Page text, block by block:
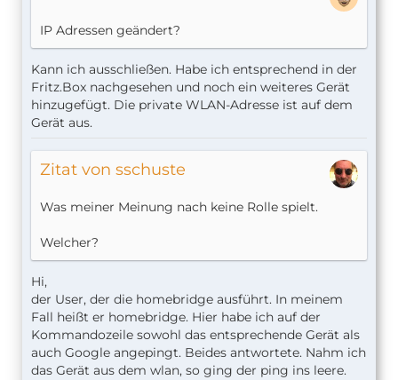
IP Adressen geändert?
Kann ich ausschließen. Habe ich entsprechend in der
Fritz.Box nachgesehen und noch ein weiteres Gerät
hinzugefügt. Die private WLAN-Adresse ist auf dem
Gerät aus.
Zitat von sschuste
Was meiner Meinung nach keine Rolle spielt.
Welcher?
Hi,
der User, der die homebridge ausführt. In meinem
Fall heißt er homebridge. Hier habe ich auf der
Kommandozeile sowohl das entsprechende Gerät als
auch Google angepingt. Beides antwortete. Nahm ich
das Gerät aus dem wlan, so ging der ping ins leere.